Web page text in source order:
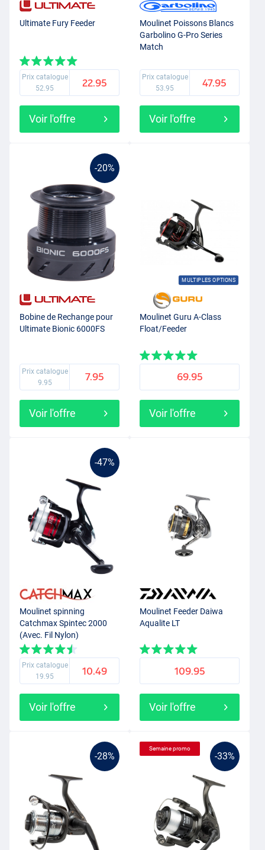
Ultimate Fury Feeder
Prix catalogue
52.95
22.95
Voir l'offre
Moulinet Poissons Blancs
Garbolino G-Pro Series
Match
Prix catalogue
53.95
47.95
Voir l'offre
-20%
Bobine de Rechange pour
Ultimate Bionic 6000FS
Prix catalogue
9.95
7.95
Voir l'offre
MULTIPLES OPTIONS
Moulinet Guru A-Class
Float/Feeder
69.95
Voir l'offre
-47%
Moulinet spinning
Catchmax Spintec 2000
(Avec. Fil Nylon)
Prix catalogue
19.95
10.49
Voir l'offre
Moulinet Feeder Daiwa
Aqualite LT
109.95
Voir l'offre
-28% -33%
Semaine promo